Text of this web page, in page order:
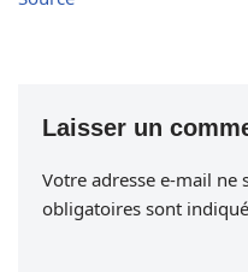
Laisser un
Votre adresse e-mail ne
obligatoires sont